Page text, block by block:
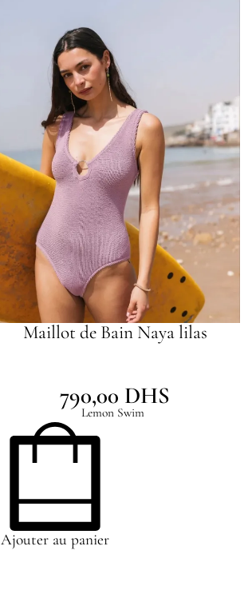
Maillot de Bain Naya lilas
Lemon Swim
790,00 DHS
Ajouter au panier